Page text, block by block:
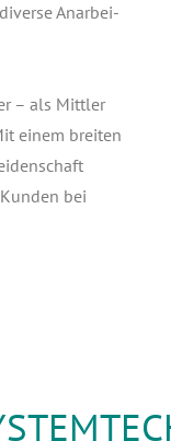
Anar­bei­
– als Mitt­ler
einem brei­ten
bei